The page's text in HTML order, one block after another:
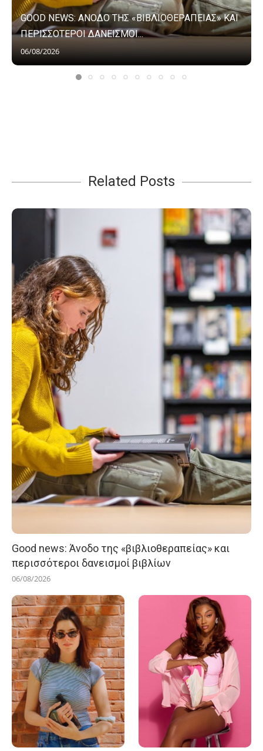
GOOD NEWS: ΑΝΟΔΟ ΤΗΣ «ΒΙΒΛΙΟΘΕΡΑΠΕΙΑΣ» ΚΑΙ
ΠΕΡΙΣΣΟΤΕΡΟΙ ΔΑΝΕΙΣΜΟΙ...
06/08/2026
Related Posts
Good news: Άνοδο της «βιβλιοθεραπείας» και
περισσότεροι δανεισμοί βιβλίων
06/08/2026